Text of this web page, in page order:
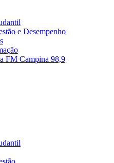
e Desempenho
FM Campina 98,9